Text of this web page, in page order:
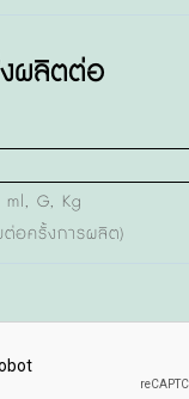
ผลิตต่อ
ml, G, Kg
ต่อครั้งการผลิต)